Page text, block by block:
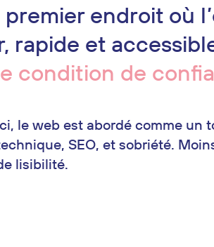
endroit où
rapide et
condition de
le web est abordé comme un
SEO, et sobriété.
lisibilité.